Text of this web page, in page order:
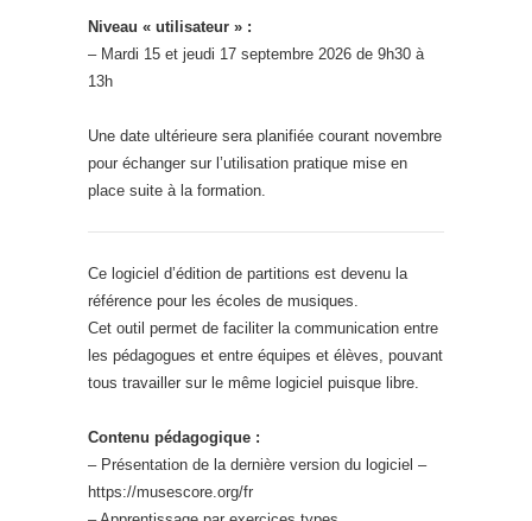
Niveau « utilisateur » :
– Mardi 15 et jeudi 17 septembre 2026 de 9h30 à
13h
Une date ultérieure sera planifiée courant novembre
pour échanger sur l’utilisation pratique mise en
place suite à la formation.
Ce logiciel d’édition de partitions est devenu la
référence pour les écoles de musiques.
Cet outil permet de faciliter la communication entre
les pédagogues et entre équipes et élèves, pouvant
tous travailler sur le même logiciel puisque libre.
Contenu pédagogique :
– Présentation de la dernière version du logiciel –
https://musescore.org/fr